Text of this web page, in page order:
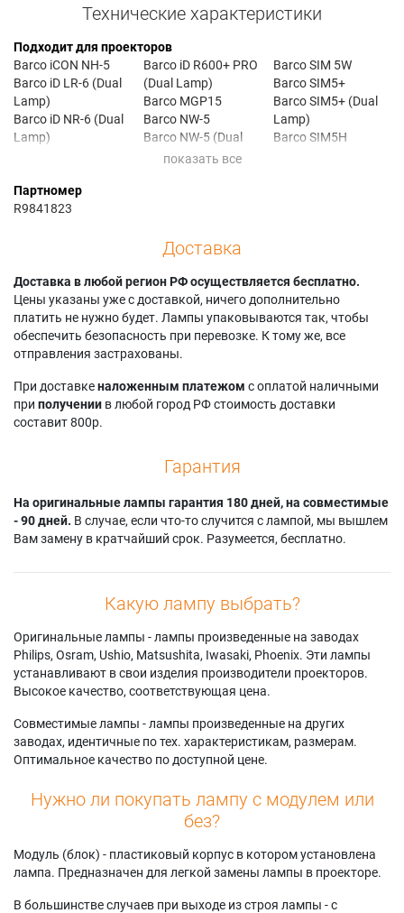
Технические характеристики
Подходит для проекторов
Barco iCON NH-5
Barco iD LR-6 (Dual
Lamp)
Barco iD NR-6 (Dual
Lamp)
Barco iD R600 PRO
(Dual Lamp)
Barco iD R600+ PRO
(Dual Lamp)
Barco MGP15
Barco NW-5
Barco NW-5 (Dual
Lamp)
Barco SIM 5R
Barco SIM 5W
Barco SIM5+
Barco SIM5+ (Dual
Lamp)
Barco SIM5H
Партномер
R9841823
Доставка
Доставка в любой регион РФ осуществляется бесплатно.
Цены указаны уже с доставкой, ничего дополнительно
платить не нужно будет. Лампы упаковываются так, чтобы
обеспечить безопасность при перевозке. К тому же, все
отправления застрахованы.
При доставкеналоженным платежом с оплатой наличными
при получении в любой город РФ стоимость доставки
составит 800р.
Гарантия
На оригинальные лампы гарантия 180 дней, на совместимые
- 90 дней. В случае, если что-то случится с лампой, мы вышлем
Вам замену в кратчайший срок. Разумеется, бесплатно.
Какую лампу выбрать?
Оригинальные лампы - лампы произведенные на заводах
Philips, Osram, Ushio, Matsushita, Iwasaki, Phoenix. Эти лампы
устанавливают в свои изделия производители проекторов.
Высокое качество, соответствующая цена.
Совместимые лампы - лампы произведенные на других
заводах, идентичные по тех. характеристикам, размерам.
Оптимальное качество по доступной цене.
Нужно ли покупать лампу с модулем или
без?
Модуль (блок) - пластиковый корпус в котором установлена
лампа. Предназначен для легкой замены лампы в проекторе.
В большинстве случаев при выходе из строя лампы - с